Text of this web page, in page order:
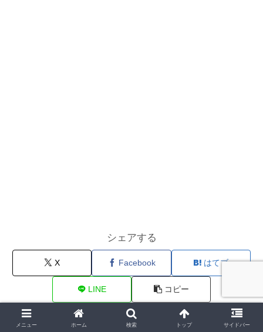
シェアする
X Facebook はてブ
LINE コピー
メニュー ホーム 検索 トップ サイドバー